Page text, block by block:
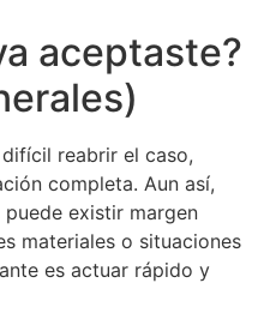
aceptaste?
reabrir el caso,
completa. Aun así,
existir margen
materiales o situaciones
es actuar rápido y